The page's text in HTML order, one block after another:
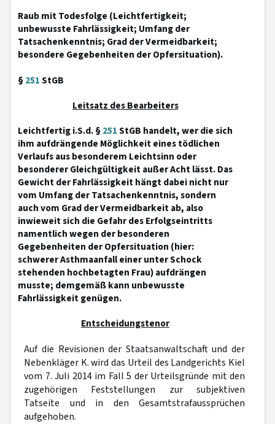
Raub mit Todesfolge (Leichtfertigkeit;
unbewusste Fahrlässigkeit; Umfang der
Tatsachenkenntnis; Grad der Vermeidbarkeit;
besondere Gegebenheiten der Opfersituation).
§251StGB
Leitsatz des Bearbeiters
Leichtfertig i.S.d. §251StGB handelt, wer die sich
ihm aufdrängende Möglichkeit eines tödlichen
Verlaufs aus besonderem Leichtsinn oder
besonderer Gleichgültigkeit außer Acht lässt. Das
Gewicht der Fahrlässigkeit hängt dabei nicht nur
vom Umfang der Tatsachenkenntnis, sondern
auch vom Grad der Vermeidbarkeit ab, also
inwieweit sich die Gefahr des Erfolgseintritts
namentlich wegen der besonderen
Gegebenheiten der Opfersituation (hier:
schwerer Asthmaanfall einer unter Schock
stehenden hochbetagten Frau) aufdrängen
musste; demgemäß kann unbewusste
Fahrlässigkeit genügen.
Entscheidungstenor
Auf die Revisionen der Staatsanwaltschaft und der
Nebenkläger K. wird das Urteil des Landgerichts Kiel
vom 7. Juli 2014 im Fall 5 der Urteilsgründe mit den
zugehörigen Feststellungen zur subjektiven
Tatseite und in den Gesamtstrafaussprüchen
aufgehoben.